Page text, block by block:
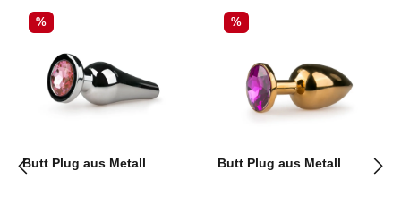
Rabatt
%
Butt Plug aus Metall
Rabatt
%
Butt Plug aus Metall